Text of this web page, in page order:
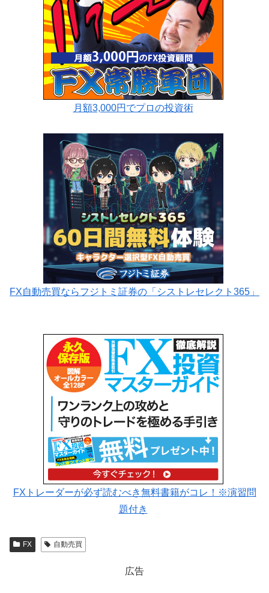
月額3,000円でプロの投資術
FX自動売買ならフジトミ証券の「シストレセレクト365」
FXトレーダーが必ず読むべき無料書籍がコレ！※演習問
題付き
FX 自動売買
広告